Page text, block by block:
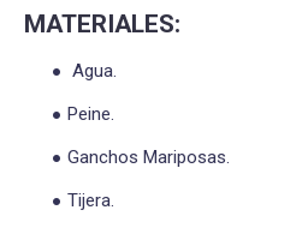
MATERIALES:
Agua.
Peine.
Ganchos Mariposas.
Tijera.